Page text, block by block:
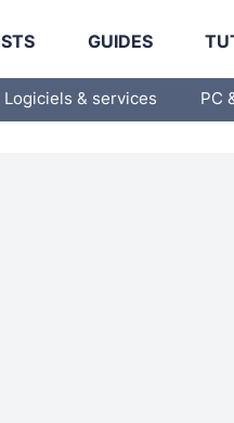
GUIDES
Logiciels & services PC